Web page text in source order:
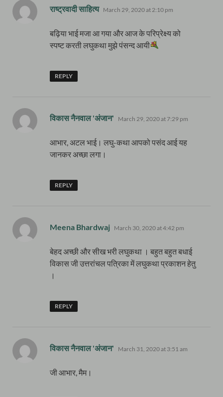
राष्ट्रवादी साहित्य says:
March 29, 2020 at 2:10 pm
बढ़िया भाई मजा आ गया और आज के परिप्रेक्ष्य को
स्पष्ट करती लघुकथा मुझे पंसन्द आयी
REPLY
विकास नैनवाल 'अंजान' says:
March 29, 2020 at 7:29 pm
आभार, अटल भाई। लघु-कथा आपको पसंद आई यह
जानकर अच्छा लगा।
REPLY
Meena Bhardwaj says:
March 30, 2020 at 4:42 pm
बेहद अच्छी और सीख भरी लघुकथा । बहुत बहुत बधाई
विकास जी उत्तरांचल पत्रिका में लघुकथा प्रकाशन हेतु
।
REPLY
विकास नैनवाल 'अंजान' says:
March 31, 2020 at 3:51 am
जी आभार, मैम।